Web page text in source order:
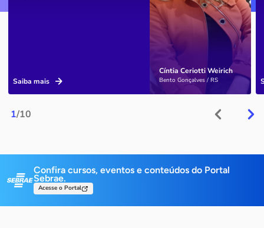
1/10
Cíntia Ceriotti Weirich
Bento Gonçalves / RS
Saiba mais
Confira cursos, eventos e conteúdos do Portal
Sebrae.
Acesse o Portal